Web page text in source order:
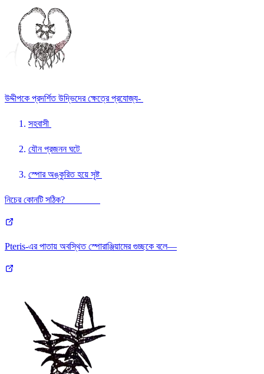
উদ্দীপকে প্রদর্শিত উদ্ভিদের ক্ষেত্রে প্রযোজ্য-
সহবাসী
যৌন প্রজনন ঘটে
স্পোর অঙ্কুরিত হয়ে সৃষ্ট
নিচের কোনটি সঠিক?
Pteris-এর পাতায় অবস্থিত স্পোরাঞ্জিয়ামের গুচ্ছকে বলে—